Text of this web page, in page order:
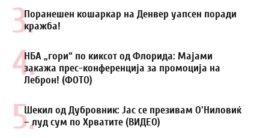
3.Поранешен кошаркар на Денвер уапсен поради
кражба!
4.НБА „гори“ по киксот од Флорида: Мајами
закажа прес-конференција за промоција на
Леброн! (ФОТО)
5.Шекил од Дубровник: Јас се презивам О'Ниловиќ
– луд сум по Хрватите (ВИДЕО)